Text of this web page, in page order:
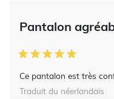
Pantalon
Ce pantalon est très
Traduit du néerlandais